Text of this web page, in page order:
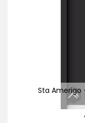
Sta Amerigo